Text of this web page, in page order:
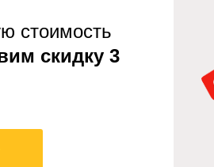
стоимость
скидку 3